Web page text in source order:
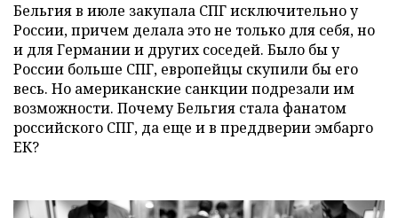
Бельгия в июле закупала СПГ исключительно у
России, причем делала это не только для себя, но
и для Германии и других соседей. Было бы у
России больше СПГ, европейцы скупили бы его
весь. Но американские санкции подрезали им
возможности. Почему Бельгия стала фанатом
российского СПГ, да еще и в преддверии эмбарго
ЕК?